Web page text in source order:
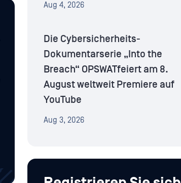
Aug 4, 2026
Die Cybersicherheits-
Dokumentarserie „Into the
Breach“ OPSWATfeiert am 8.
August weltweit Premiere auf
YouTube
Aug 3, 2026